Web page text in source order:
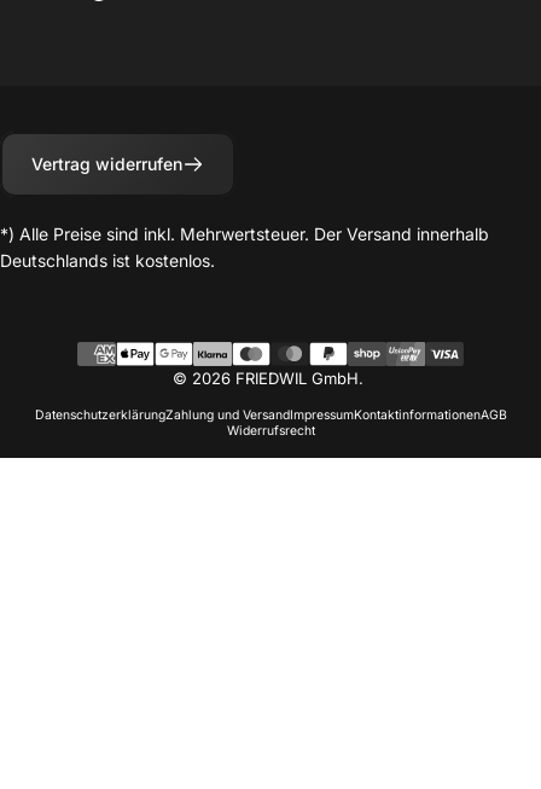
Vertrag widerrufen
*) Alle Preise sind inkl. Mehrwertsteuer. Der Versand innerhalb
Deutschlands ist kostenlos.
© 2026 FRIEDWIL GmbH.
DatenschutzerklärungZahlung und VersandImpressumKontaktinformationenAGB
Widerrufsrecht